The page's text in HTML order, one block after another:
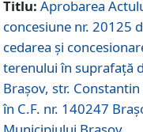
Titlu: Aprobarea
concesiune nr. 20125
cedarea și
terenului în suprafață
Brașov, str.
în C.F. nr. 140247